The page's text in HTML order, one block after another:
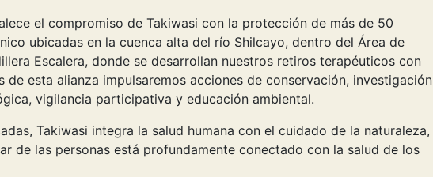
el compromiso de Takiwasi con la protección de más de 50
ubicadas en la cuenca alta del río Shilcayo, dentro del Área de
Escalera, donde se desarrollan nuestros retiros terapéuticos con
de esta alianza impulsaremos acciones de conservación, investigación
vigilancia participativa y educación ambiental.
Takiwasi integra la salud humana con el cuidado de la naturaleza,
de las personas está profundamente conectado con la salud de los